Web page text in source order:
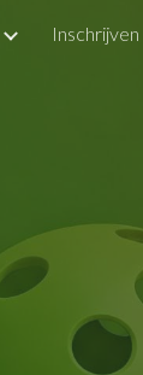
Inschrijven